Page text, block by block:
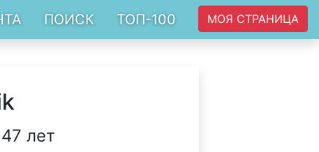
ПОИСК ТОП-100 МОЯ СТРАНИЦА
лет